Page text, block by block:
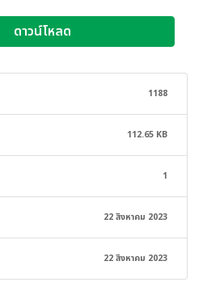
ดาวน์โหลด
1188
112.65 KB
1
22 สิงหาคม 2023
22 สิงหาคม 2023